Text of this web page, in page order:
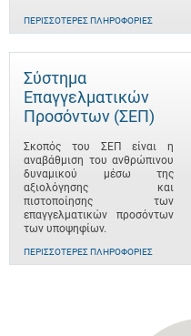
ΠΕΡΙΣΣΌΤΕΡΕΣ ΠΛΗΡΟΦΟΡΊΕΣ
Σύστημα
Επαγγελματικών
Προσόντων (ΣΕΠ)
Σκοπός του ΣΕΠ είναι η
αναβάθμιση του ανθρώπινου
δυναμικού μέσω της
αξιολόγησης και
πιστοποίησης των
επαγγελματικών προσόντων
των υποψηφίων.
ΠΕΡΙΣΣΌΤΕΡΕΣ ΠΛΗΡΟΦΟΡΊΕΣ